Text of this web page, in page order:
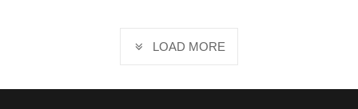
LOAD MORE